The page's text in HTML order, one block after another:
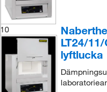
10
LT24/
lyftlucka